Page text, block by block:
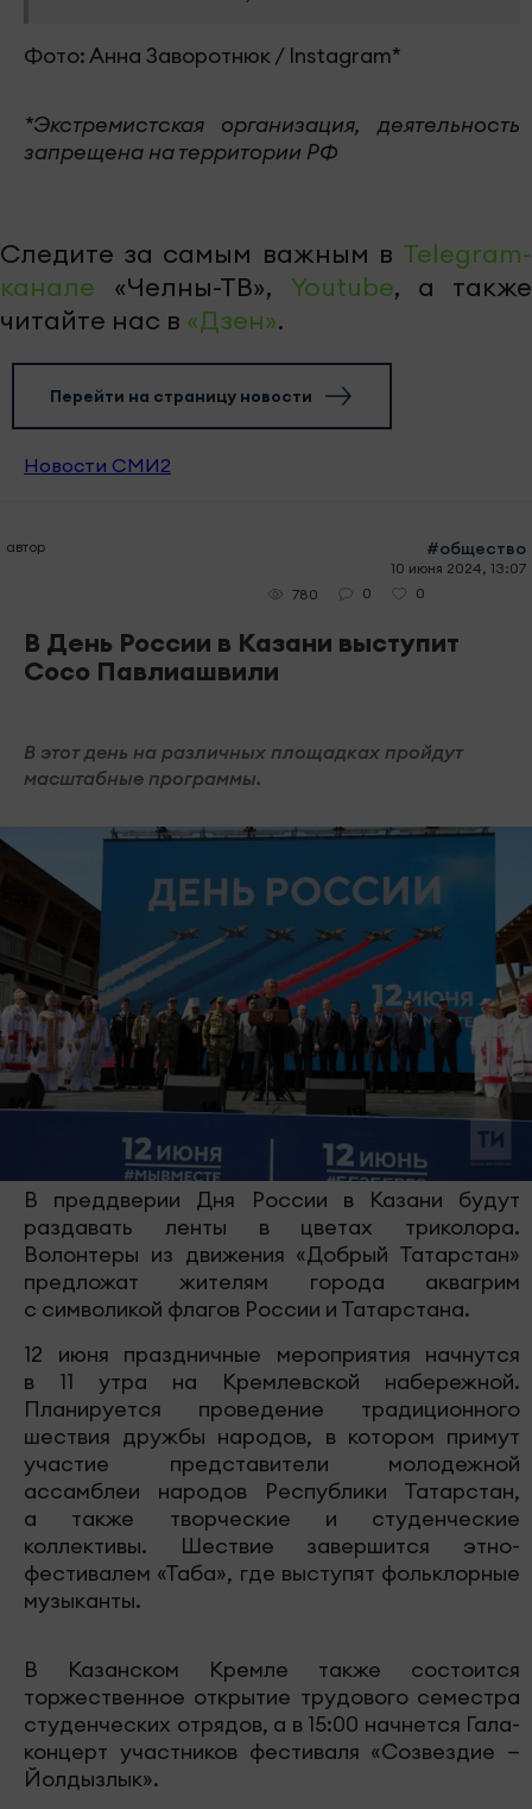
Фото: Анна Заворотнюк / Instagram*
*Экстремистская организация, деятельность
запрещена на территории РФ
Следите за самым важным в Telegram-
канале «Челны-ТВ», Youtube, а также
читайте нас в «Дзен».
Перейти на страницу новости
Новости СМИ2
автор #общество
10 июня 2024, 13:07
780
0 0
В День России в Казани выступит
Сосо Павлиашвили
В этот день на различных площадках пройдут
масштабные программы.
В преддверии Дня России в Казани будут
раздавать ленты в цветах триколора.
Волонтеры из движения «Добрый Татарстан»
предложат жителям города аквагрим
с символикой флагов России и Татарстана.
12 июня праздничные мероприятия начнутся
в 11 утра на Кремлевской набережной.
Планируется проведение традиционного
шествия дружбы народов, в котором примут
участие представители молодежной
ассамблеи народов Республики Татарстан,
а также творческие и студенческие
коллективы. Шествие завершится этно-
фестивалем «Таба», где выступят фольклорные
музыканты.
В Казанском Кремле также состоится
торжественное открытие трудового семестра
студенческих отрядов, а в 15:00 начнется Гала-
концерт участников фестиваля «Созвездие —
Йолдызлык».